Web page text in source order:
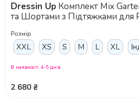
Dressin Up
та Шортами з Підтяжками для
Розмір
XXL XS S M L XL
2 680 ₴
В наявності 4-5 днів